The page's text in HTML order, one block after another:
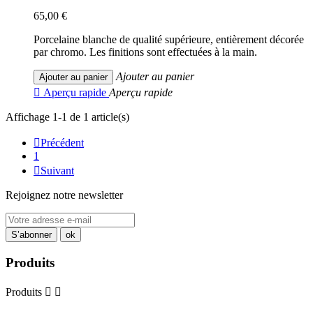
65,00 €
Porcelaine blanche de qualité supérieure, entièrement décorée
par chromo. Les finitions sont effectuées à la main.
Ajouter au panier
Ajouter au panier
 Aperçu rapide Aperçu rapide
Affichage 1-1 de 1 article(s)
Précédent
1
Suivant
Rejoignez notre newsletter
Produits
Produits  